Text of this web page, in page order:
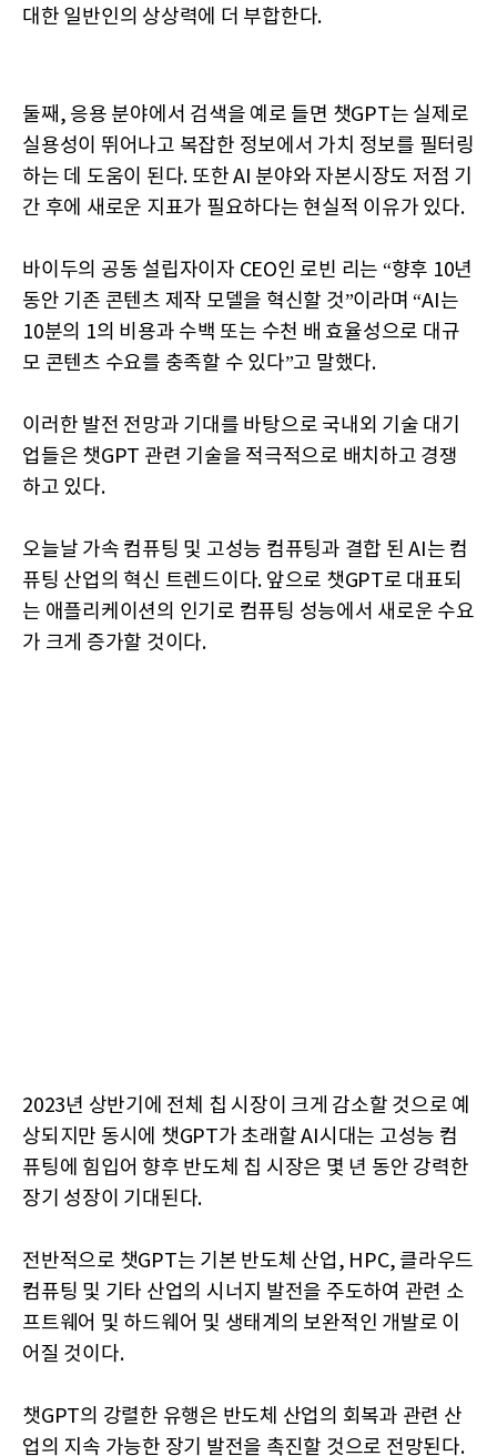
대한 일반인의 상상력에 더 부합한다.
둘째, 응용 분야에서 검색을 예로 들면 챗GPT는 실제로
실용성이 뛰어나고 복잡한 정보에서 가치 정보를 필터링
하는 데 도움이 된다. 또한 AI 분야와 자본시장도 저점 기
간 후에 새로운 지표가 필요하다는 현실적 이유가 있다.
바이두의 공동 설립자이자 CEO인 로빈 리는 “향후 10년
동안 기존 콘텐츠 제작 모델을 혁신할 것”이라며 “AI는
10분의 1의 비용과 수백 또는 수천 배 효율성으로 대규
모 콘텐츠 수요를 충족할 수 있다”고 말했다.
이러한 발전 전망과 기대를 바탕으로 국내외 기술 대기
업들은 챗GPT 관련 기술을 적극적으로 배치하고 경쟁
하고 있다.
오늘날 가속 컴퓨팅 및 고성능 컴퓨팅과 결합 된 AI는 컴
퓨팅 산업의 혁신 트렌드이다. 앞으로 챗GPT로 대표되
는 애플리케이션의 인기로 컴퓨팅 성능에서 새로운 수요
가 크게 증가할 것이다.
2023년 상반기에 전체 칩 시장이 크게 감소할 것으로 예
상되지만 동시에 챗GPT가 초래할 AI시대는 고성능 컴
퓨팅에 힘입어 향후 반도체 칩 시장은 몇 년 동안 강력한
장기 성장이 기대된다.
전반적으로 챗GPT는 기본 반도체 산업, HPC, 클라우드
컴퓨팅 및 기타 산업의 시너지 발전을 주도하여 관련 소
프트웨어 및 하드웨어 및 생태계의 보완적인 개발로 이
어질 것이다.
챗GPT의 강렬한 유행은 반도체 산업의 회복과 관련 산
업의 지속 가능한 장기 발전을 촉진할 것으로 전망된다.